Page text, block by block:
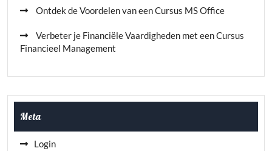
Ontdek de Voordelen van een Cursus MS Office
Verbeter je Financiële Vaardigheden met een Cursus
Financieel Management
Meta
Login